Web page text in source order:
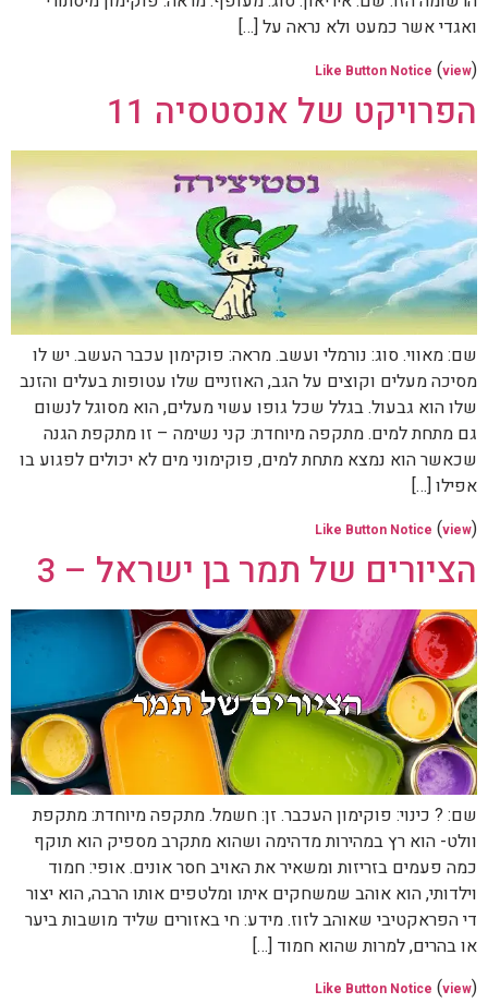
ואגדי אשר כמעט ולא נראה על […]
Like Button Notice (view)
הפרויקט של אנסטסיה 11
שם: מאווי. סוג: נורמלי ועשב. מראה: פוקימון עכבר העשב. יש לו
מסיכה מעלים וקוצים על הגב, האוזניים שלו עטופות בעלים והזנב
שלו הוא גבעול. בגלל שכל גופו עשוי מעלים, הוא מסוגל לנשום
גם מתחת למים. מתקפה מיוחדת: קני נשימה – זו מתקפת הגנה
שכאשר הוא נמצא מתחת למים, פוקימוני מים לא יכולים לפגוע בו
אפילו […]
Like Button Notice (view)
הציורים של תמר בן ישראל – 3
שם: ? כינוי: פוקימון העכבר. זן: חשמל. מתקפה מיוחדת: מתקפת
וולט- הוא רץ במהירות מדהימה ושהוא מתקרב מספיק הוא תוקף
כמה פעמים בזריזות ומשאיר את האויב חסר אונים. אופי: חמוד
וילדותי, הוא אוהב שמשחקים איתו ומלטפים אותו הרבה, הוא יצור
די הפראקטיבי שאוהב לזוז. מידע: חי באזורים שליד מושבות ביער
או בהרים, למרות שהוא חמוד […]
Like Button Notice (view)